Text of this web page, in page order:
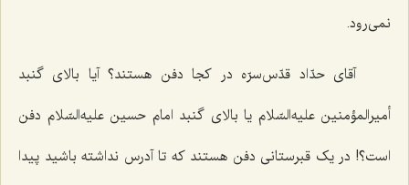
نمى‌رود.
آقاى حدّاد قدّس‌سرّه در کجا دفن هستند؟ آیا بالاى گنبد
أمیرالمؤمنین علیه‌السّلام یا بالاى گنبد امام حسین علیه‌السّلام دفن
است؟! در یک قبرستانی دفن هستند که تا آدرس نداشته باشید پیدا